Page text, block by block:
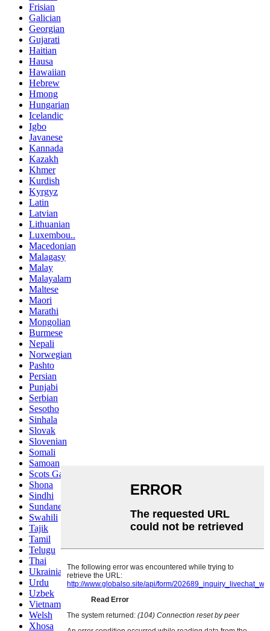
Frisian
Galician
Georgian
Gujarati
Haitian
Hausa
Hawaiian
Hebrew
Hmong
Hungarian
Icelandic
Igbo
Javanese
Kannada
Kazakh
Khmer
Kurdish
Kyrgyz
Latin
Latvian
Lithuanian
Luxembou..
Macedonian
Malagasy
Malay
Malayalam
Maltese
Maori
Marathi
Mongolian
Burmese
Nepali
Norwegian
Pashto
Persian
Punjabi
Serbian
Sesotho
Sinhala
Slovak
Slovenian
Somali
Samoan
Scots Gaelic
Shona
Sindhi
Sundanese
Swahili
Tajik
Tamil
Telugu
Thai
Ukrainian
Urdu
Uzbek
Vietnamese
Welsh
Xhosa